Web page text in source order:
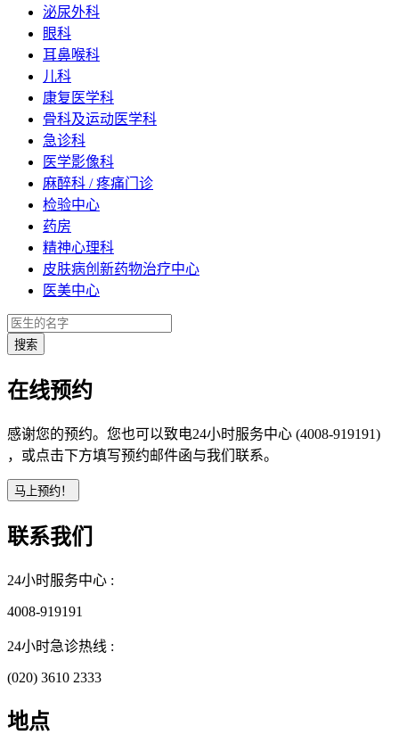
泌尿外科
眼科
耳鼻喉科
儿科
康复医学科
骨科及运动医学科
急诊科
医学影像科
麻醉科 / 疼痛门诊
检验中心
药房
精神心理科
皮肤病创新药物治疗中心
医美中心
在线预约
感谢您的预约。您也可以致电24小时服务中心 (4008-919191)
，或点击下方填写预约邮件函与我们联系。
联系我们
24小时服务中心 :
4008-919191
24小时急诊热线 :
(020) 3610 2333
地点